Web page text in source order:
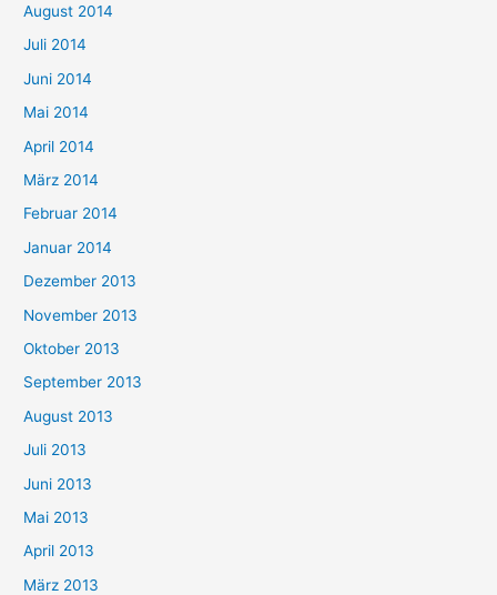
August 2014
Juli 2014
Juni 2014
Mai 2014
April 2014
März 2014
Februar 2014
Januar 2014
Dezember 2013
November 2013
Oktober 2013
September 2013
August 2013
Juli 2013
Juni 2013
Mai 2013
April 2013
März 2013